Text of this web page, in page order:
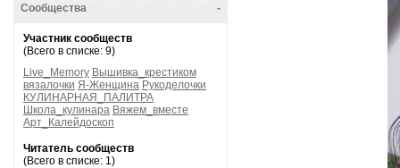
-
Сообщества
Участник сообществ
(Всего в списке: 9)
Live_Memory Вышивка_крестиком
вязалочки Я-Женщина Рукоделочки
КУЛИНАРНАЯ_ПАЛИТРА
Школа_кулинара Вяжем_вместе
Арт_Калейдоскоп
Читатель сообществ
(Всего в списке: 1)